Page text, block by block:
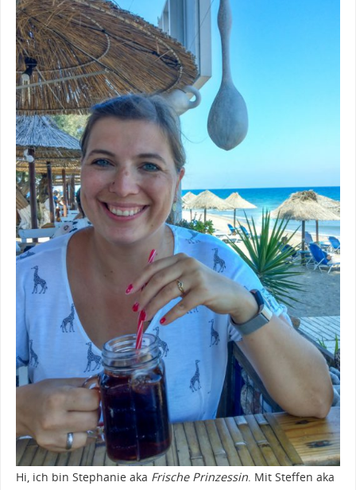
Hi, ich bin Stephanie aka Frische Prinzessin. Mit Steffen aka